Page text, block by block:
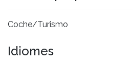
Coche/Turismo
Idiomes